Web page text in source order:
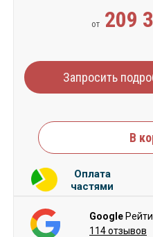
от 209
Запросить
В
Оплата
частями
Google
114 отзывов